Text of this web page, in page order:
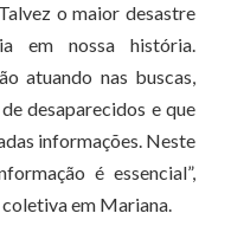
o maior desastre
em nossa história.
atuando nas buscas,
desaparecidos e que
informações. Neste
é essencial”,
em Mariana.